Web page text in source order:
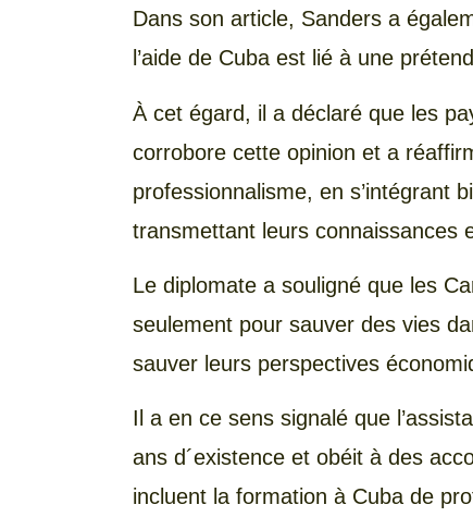
Dans son article, Sanders a
l’aide de Cuba est lié à une
À cet égard, il a déclaré que les
corrobore cette opinion et a
professionnalisme, en s’intégrant
transmettant leurs connaissances
Le diplomate a souligné que les
seulement pour sauver des vies
sauver leurs perspectives
Il a en ce sens signalé que
ans d´existence et obéit à des
incluent la formation à Cuba de